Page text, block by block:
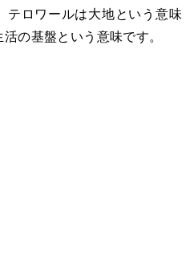
テロワールは大地という意味
の基盤という意味です。